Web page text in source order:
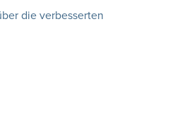
die verbesserten